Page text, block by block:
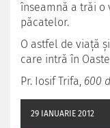
înseamnă a trăi o
păcatelor.
O astfel de viață
care intră în
Pr. Iosif Trifa, 600
29 IANUARIE 2012